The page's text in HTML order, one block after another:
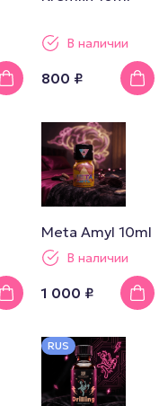
В наличии
800 ₽
Meta Amyl 10ml
В наличии
1 000 ₽
RUS